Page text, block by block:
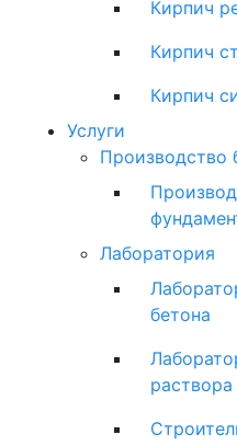
Кирпич
Кирпич
Кирпич
Услуги
Производство
Лаборатория
бетона
раствора